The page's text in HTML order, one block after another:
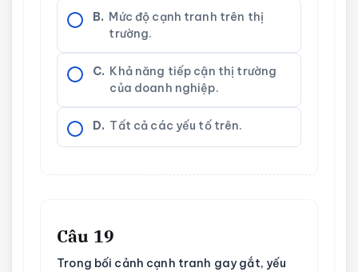
B. Mức độ cạnh tranh trên thị
trường.
C. Khả năng tiếp cận thị trường
của doanh nghiệp.
D. Tất cả các yếu tố trên.
Câu 19
Trong bối cảnh cạnh tranh gay gắt, yếu